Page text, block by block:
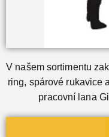
V našem sortimentu
ring, spárové rukavice
pracovní lana